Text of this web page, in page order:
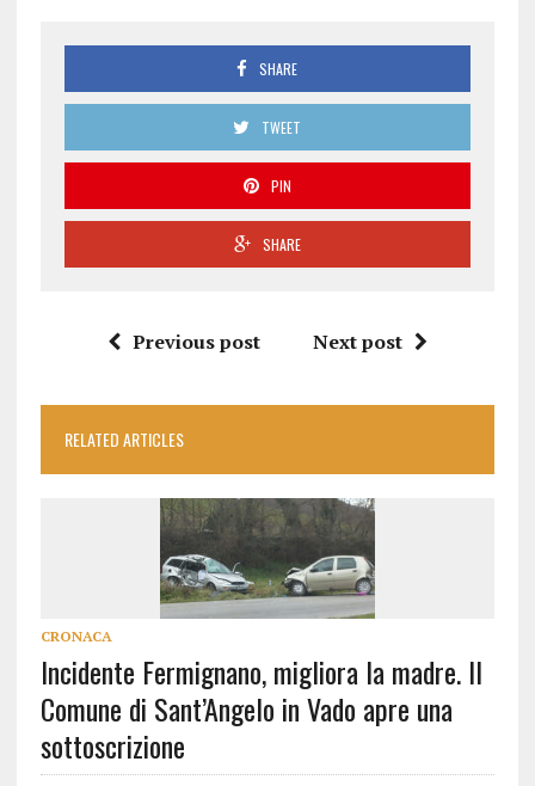
SHARE
TWEET
PIN
SHARE
Previous post Next post
RELATED ARTICLES
CRONACA
Incidente Fermignano, migliora la madre. Il
Comune di Sant’Angelo in Vado apre una
sottoscrizione